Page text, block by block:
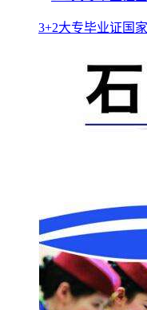
3+2大专毕业证国